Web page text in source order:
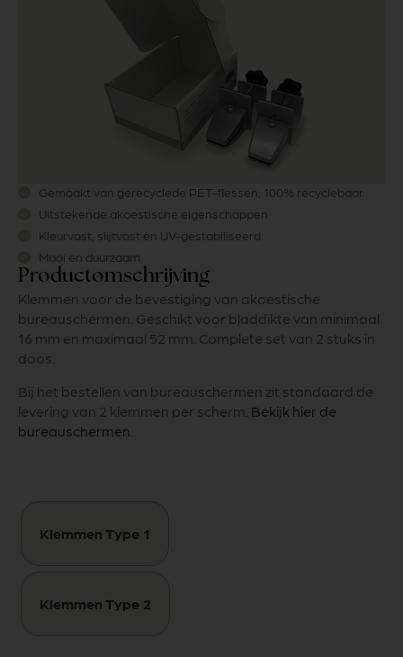
Gemaakt van gerecyclede PET-flessen, 100% recyclebaar
Uitstekende akoestische eigenschappen
Kleurvast, slijtvast en UV-gestabiliseerd
Mooi en duurzaam
Productomschrijving
Klemmen voor de bevestiging van akoestische
bureauschermen. Geschikt voor bladdikte van minimaal
16 mm en maximaal 52 mm. Complete set van 2 stuks in
doos.
Bij het bestellen van bureauschermen zit standaard de
levering van 2 klemmen per scherm. Bekijk hier de
bureauschermen
Klemmen Type 1
Klemmen Type 2